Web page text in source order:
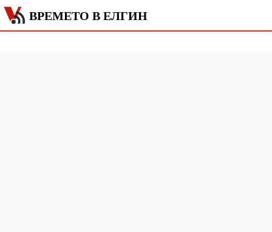
ВРЕМЕТО В ЕЛГИН